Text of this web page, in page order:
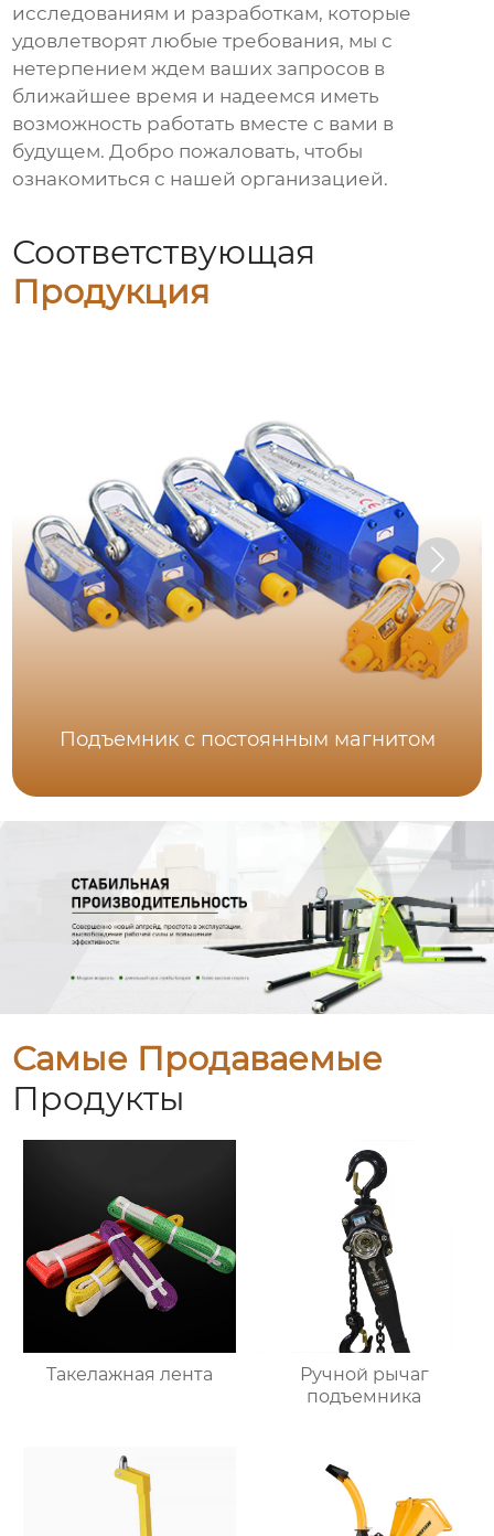
исследованиям и разработкам, которые
удовлетворят любые требования, мы с
нетерпением ждем ваших запросов в
ближайшее время и надеемся иметь
возможность работать вместе с вами в
будущем. Добро пожаловать, чтобы
ознакомиться с нашей организацией.
Соответствующая
Продукция
Подъемник с постоянным магнитом
Самые Продаваемые
Продукты
Такелажная лента
Ручной рычаг
подъемника